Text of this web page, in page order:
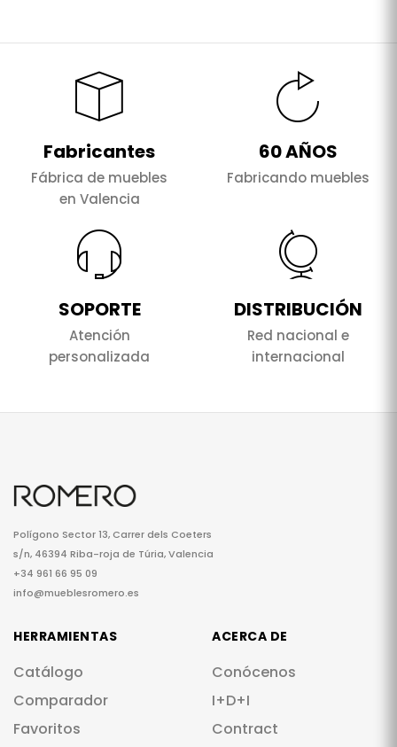
Fabricantes
Fábrica de muebles
en Valencia
60 AÑOS
Fabricando muebles
SOPORTE
Atención
personalizada
DISTRIBUCIÓN
Red nacional e
internacional
Polígono Sector 13, Carrer dels Coeters
s/n, 46394 Riba-roja de Túria, Valencia
+34 961 66 95 09
info@mueblesromero.es
HERRAMIENTAS
Catálogo
Comparador
Favoritos
ACERCA DE
Conócenos
I+D+I
Contract